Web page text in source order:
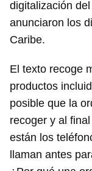
Guardar como
digitalización
anunciaron los
Caribe.
El texto recoge
productos
posible que la
recoger y al
están los
llaman antes